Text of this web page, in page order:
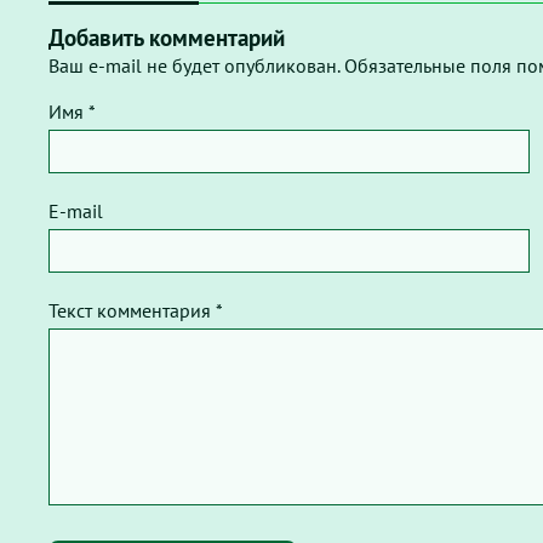
Добавить комментарий
Ваш e-mail не будет опубликован. Обязательные поля
Имя *
E-mail
Текст комментария *